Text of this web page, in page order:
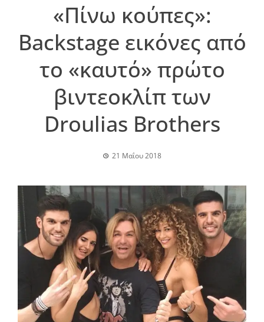
«Πίνω κούπες»:
Backstage εικόνες από
το «καυτό» πρώτο
βιντεοκλίπ των
Droulias Brothers
21 Μαΐου 2018